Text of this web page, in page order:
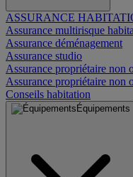
ASSURANCE
Assurance multirisque
Assurance déménagement
Assurance studio
Assurance propriétaire non
Assurance propriétaire non
Conseils habitation
Équipements